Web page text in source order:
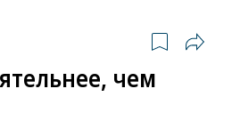
чем